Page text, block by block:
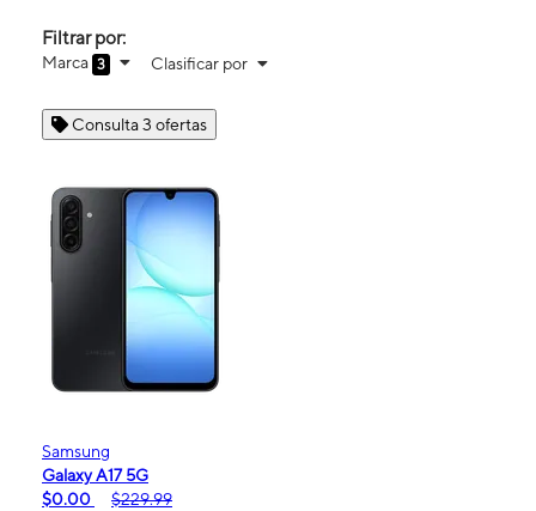
Filtrar por:
Marca 3 Clasificar por
Consulta 3 ofertas
Samsung
Galaxy A17 5G
$0.00
$229.99